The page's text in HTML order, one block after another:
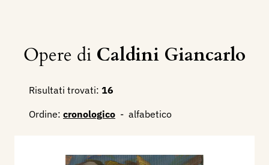
Opere di Caldini Giancarlo
Risultati trovati: 16
Ordine: cronologico - alfabetico